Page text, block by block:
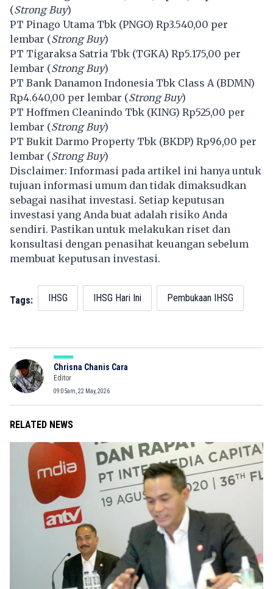
(Strong Buy)
PT Pinago Utama Tbk (PNGO) Rp3.540,00 per
lembar (Strong Buy)
PT Tigaraksa Satria Tbk (TGKA) Rp5.175,00 per
lembar (Strong Buy)
PT Bank Danamon Indonesia Tbk Class A (BDMN)
Rp4.640,00 per lembar (Strong Buy)
PT Hoffmen Cleanindo Tbk (KING) Rp525,00 per
lembar (Strong Buy)
PT Bukit Darmo Property Tbk (BKDP) Rp96,00 per
lembar (Strong Buy)
Disclaimer: Informasi pada artikel ini hanya untuk
tujuan informasi umum dan tidak dimaksudkan
sebagai nasihat investasi. Setiap keputusan
investasi yang Anda buat adalah risiko Anda
sendiri. Pastikan untuk melakukan riset dan
konsultasi dengan penasihat keuangan sebelum
membuat keputusan investasi.
Tags: IHSG IHSG Hari Ini Pembukaan IHSG
Chrisna Chanis Cara
Editor
09:05am, 22 May, 2026
RELATED NEWS